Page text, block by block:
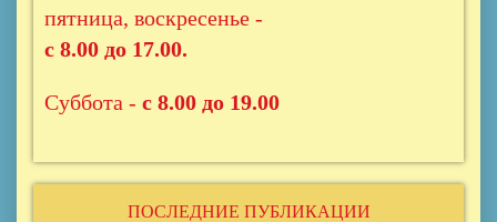
пятница, воскресенье -
с 8.00 до 17.00.
Суббота - с 8.00 до 19.00
ПОСЛЕДНИЕ ПУБЛИКАЦИИ